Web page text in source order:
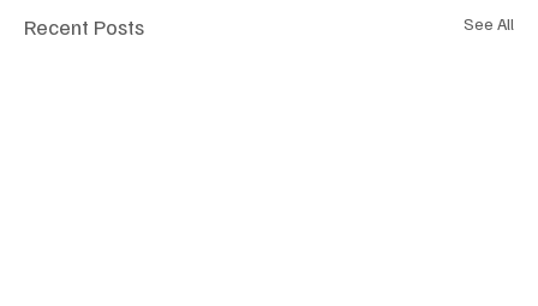
Recent Posts See All